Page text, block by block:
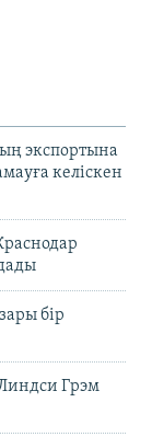
экспортына
келіскен
бір
Грэм